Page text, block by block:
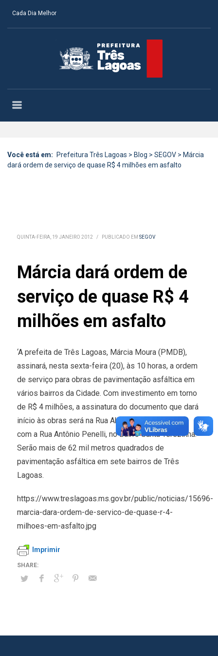
Cada Dia Melhor
Você está em: Prefeitura Três Lagoas > Blog > SEGOV > Márcia
dará ordem de serviço de quase R$ 4 milhões em asfalto
QUINTA-FEIRA, 19 JANEIRO 2012 / PUBLICADO EM SEGOV
Márcia dará ordem de
serviço de quase R$ 4
milhões em asfalto
‘A prefeita de Três Lagoas, Márcia Moura (PMDB),
assinará, nesta sexta-feira (20), às 10 horas, a ordem
de serviço para obras de pavimentação asfáltica em
vários bairros da Cidade. Com investimento em torno
de R$ 4 milhões, a assinatura do documento que dará
início às obras será na Rua Abel Gimenez, esquina
com a Rua Antônio Penelli, no Bairro Santa Terezinha.
Serão mais de 62 mil metros quadrados de
pavimentação asfáltica em sete bairros de Três
Lagoas.
https://www.treslagoas.ms.gov.br/public/noticias/15696-
marcia-dara-ordem-de-servico-de-quase-r-4-
milhoes-em-asfalto.jpg
Imprimir